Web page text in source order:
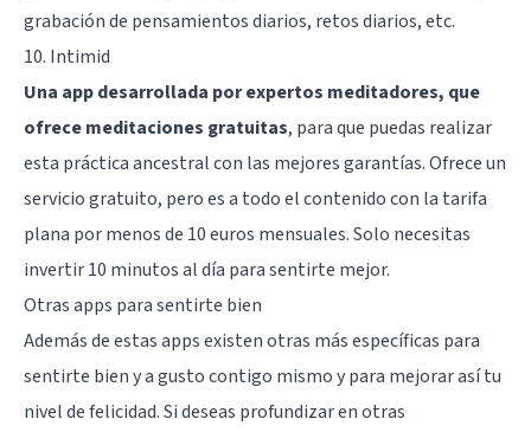
grabación de pensamientos diarios, retos diarios, etc.
10. Intimid
Una app desarrollada por expertos meditadores, que
ofrece meditaciones gratuitas, para que puedas realizar
esta práctica ancestral con las mejores garantías. Ofrece un
servicio gratuito, pero es a todo el contenido con la tarifa
plana por menos de 10 euros mensuales. Solo necesitas
invertir 10 minutos al día para sentirte mejor.
Otras apps para sentirte bien
Además de estas apps existen otras más específicas para
sentirte bien y a gusto contigo mismo y para mejorar así tu
nivel de felicidad. Si deseas profundizar en otras